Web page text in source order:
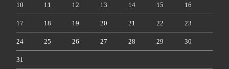
10 11 12 13 14 15 16
17 18 19 20 21 22 23
24 25 26 27 28 29 30
31